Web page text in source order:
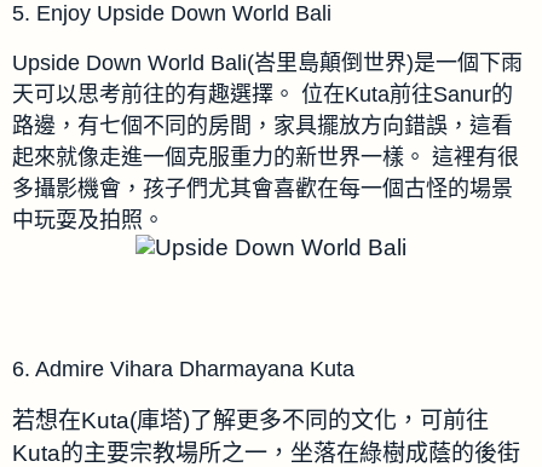
5. Enjoy Upside Down World Bali
Upside Down World Bali(峇里島顛倒世界)是一個下雨
天可以思考前往的有趣選擇。 位在Kuta前往Sanur的
路邊 ， 有七個不同的房間，家具擺放方向錯誤，這看
起來就像走進一個克服重力的新世界一樣。 這裡有很
多攝影機會，孩子們尤其會喜歡在每一個古怪的場景
中玩耍及拍照。
6. Admire Vihara Dharmayana Kuta
若想在Kuta(庫塔)了解更多不同的文化，可前往
Kuta的主要宗教場所之一，坐落在綠樹成蔭的後街